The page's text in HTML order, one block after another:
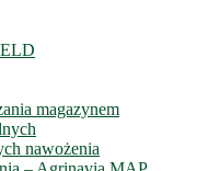
magazynem
nawożenia